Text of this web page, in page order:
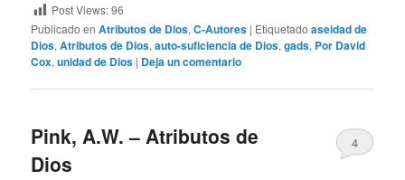
Post Views:96
Publicado en Atributos de Dios,C-Autores | Etiquetado aseidad de
Dios,Atributos de Dios,auto-suficiencia de Dios,gads, Por David
Cox,unidad de Dios | Deja un comentario
Pink, A.W. – Atributos de
Dios
4